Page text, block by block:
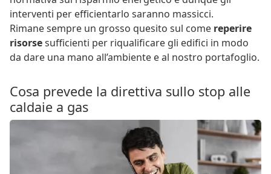
interventi per efficientarlo saranno massicci.
Rimane sempre un grosso quesito sul come reperire
risorsesufficienti per riqualificare gli edifici in modo
da dare una mano all’ambiente e al nostro portafoglio.
Cosa prevede la direttiva sullo stop alle
caldaie a gas